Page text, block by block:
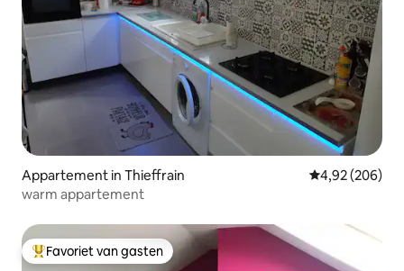
Appartement in Thieffrain Gemiddelde
4,92 (206)
warm appartement
Topfavoriet van gasten
Favoriet van gasten